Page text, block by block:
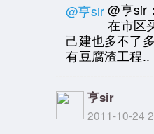
@亨sir @亨sir
在市区
己建也多不了
有豆腐渣工程..
亨sir
2011-10-24